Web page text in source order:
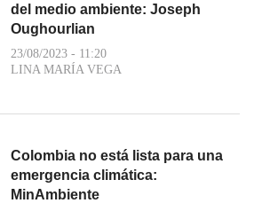
del medio ambiente: Joseph
Oughourlian
23/08/2023 - 11:20
LINA MARÍA VEGA
Colombia no está lista para una
emergencia climática:
MinAmbiente